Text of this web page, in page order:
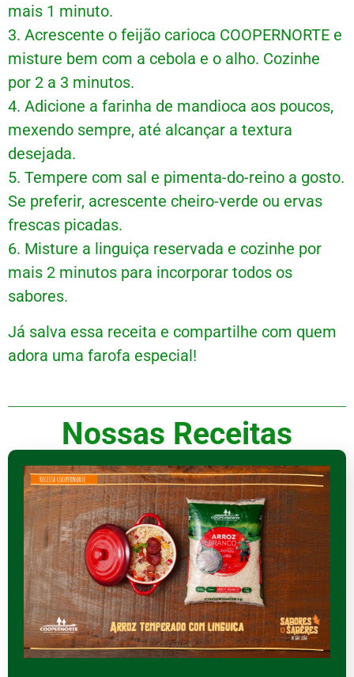
mais 1 minuto.
3. Acrescente o feijão carioca COOPERNORTE e
misture bem com a cebola e o alho. Cozinhe
por 2 a 3 minutos.
4. Adicione a farinha de mandioca aos poucos,
mexendo sempre, até alcançar a textura
desejada.
5. Tempere com sal e pimenta-do-reino a gosto.
Se preferir, acrescente cheiro-verde ou ervas
frescas picadas.
6. Misture a linguiça reservada e cozinhe por
mais 2 minutos para incorporar todos os
sabores.
Já salva essa receita e compartilhe com quem
adora uma farofa especial!
Nossas Receitas